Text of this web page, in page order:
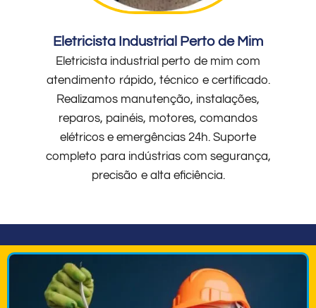
Eletricista Industrial Perto de Mim
Eletricista industrial perto de mim com
atendimento rápido, técnico e certificado.
Realizamos manutenção, instalações,
reparos, painéis, motores, comandos
elétricos e emergências 24h. Suporte
completo para indústrias com segurança,
precisão e alta eficiência.